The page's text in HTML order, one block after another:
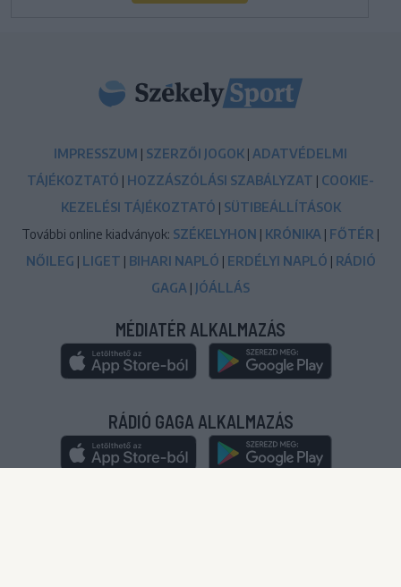
IMPRESSZUM | SZERZŐI JOGOK | ADATVÉDELMI
TÁJÉKOZTATÓ | HOZZÁSZÓLÁSI SZABÁLYZAT | COOKIE-
KEZELÉSI TÁJÉKOZTATÓ | SÜTIBEÁLLÍTÁSOK
További online kiadványok: SZÉKELYHON | KRÓNIKA | FŐTÉR |
NŐILEG | LIGET | BIHARI NAPLÓ | ERDÉLYI NAPLÓ | RÁDIÓ
GAGA | JÓÁLLÁS
MÉDIATÉR ALKALMAZÁS
RÁDIÓ GAGA ALKALMAZÁS